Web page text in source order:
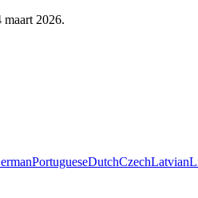
maart 2026.
PortugueseDutchCzechLatvian